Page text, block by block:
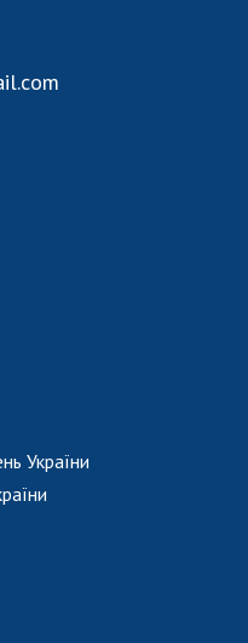
УКРАЇНИ
України